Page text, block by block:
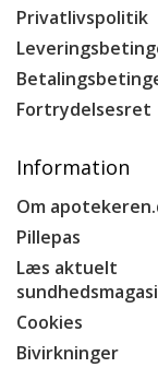
Privatlivspolitik
Fortrydelsesret
Information
Om
Pillepas
Læs aktuelt
Cookies
Bivirkninger